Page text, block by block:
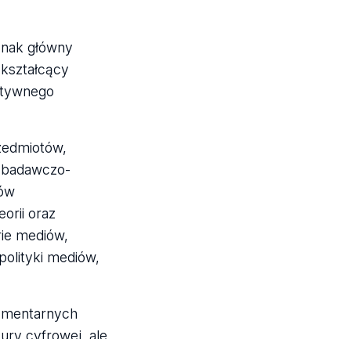
główny
oraz
mediów,
mediów,
cyfrowej, ale